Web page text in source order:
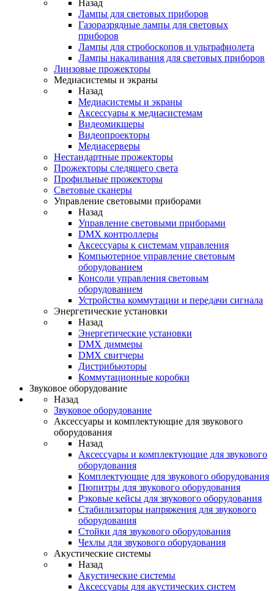
Назад
Лампы для световых приборов
Газоразрядные лампы для световых
приборов
Лампы для стробоскопов и ультрафиолета
Лампы накаливания для световых приборов
Линзовые прожекторы
Медиасистемы и экраны
Назад
Медиасистемы и экраны
Аксессуары к медиасистемам
Видеомикшеры
Видеопроекторы
Медиасерверы
Нестандартные прожекторы
Прожекторы следящего света
Профильные прожекторы
Световые сканеры
Управление световыми приборами
Назад
Управление световыми приборами
DMX контроллеры
Аксессуары к системам управления
Компьютерное управление световым
оборудованием
Консоли управления световым
оборудованием
Устройства коммутации и передачи сигнала
Энергетические установки
Назад
Энергетические установки
DMX диммеры
DMX свитчеры
Дистрибьюторы
Коммутационные коробки
Звуковое оборудование
Назад
Звуковое оборудование
Аксессуары и комплектующие для звукового
оборудования
Назад
Аксессуары и комплектующие для звукового
оборудования
Комплектующие для звукового оборудования
Пюпитры для звукового оборудования
Рэковые кейсы для звукового оборудования
Стабилизаторы напряжения для звукового
оборудования
Стойки для звукового оборудования
Чехлы для звукового оборудования
Акустические системы
Назад
Акустические системы
Аксессуары для акустических систем